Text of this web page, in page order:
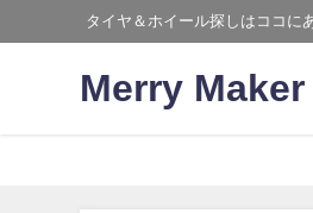
タイヤ＆ホイール探しはココに
Merry Maker